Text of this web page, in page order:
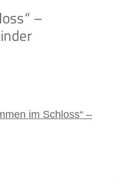
–
im Schloss“ –